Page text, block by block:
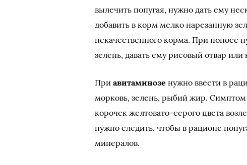
вылечить попугая, нужно дать ему
добавить в корм мелко нарезанную
некачественного корма. При поносе
зелень, давать ему рисовый отвар
Приавитаминозе нужно ввести в
морковь, зелень, рыбий жир.
корочек желтовато-серого цвета
нужно следить, чтобы в рационе
минералов.